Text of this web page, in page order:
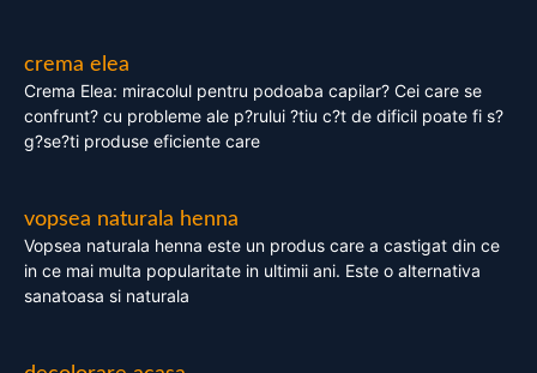
crema elea
Crema Elea: miracolul pentru podoaba capilar? Cei care se
confrunt? cu probleme ale p?rului ?tiu c?t de dificil poate fi s?
g?se?ti produse eficiente care
vopsea naturala henna
Vopsea naturala henna este un produs care a castigat din ce
in ce mai multa popularitate in ultimii ani. Este o alternativa
sanatoasa si naturala